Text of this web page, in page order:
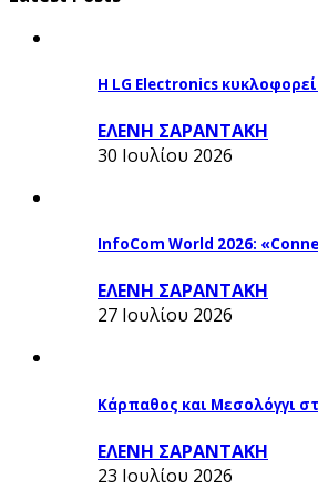
Η LG Electronics
ΕΛΕΝΗ ΣΑΡΑΝΤΑΚΗ
30 Ιουλίου 2026
InfoCom World 2026:
ΕΛΕΝΗ ΣΑΡΑΝΤΑΚΗ
27 Ιουλίου 2026
Κάρπαθος και Μεσολόγγι
ΕΛΕΝΗ ΣΑΡΑΝΤΑΚΗ
23 Ιουλίου 2026